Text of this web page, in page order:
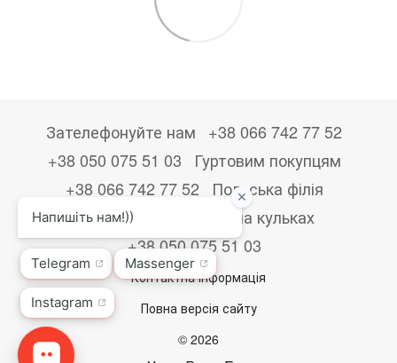
Зателефонуйте нам
+38 066 742 77 52
+38 050 075 51 03
Гуртовим покупцям
+38 066 742 77 52
Польська філія
+48533867723
Друк на кульках
+38 050 075 51 03
Контактна інформація
Повна версія сайту
© 2026